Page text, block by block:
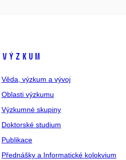
VÝZKUM
Věda, výzkum a vývoj
Oblasti výzkumu
Výzkumné skupiny
Doktorské studium
Publikace
Přednášky a Informatické kolokvium